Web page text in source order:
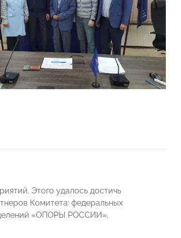
Этого удалось достичь
Комитета: федеральных
«ОПОРЫ РОССИИ»,